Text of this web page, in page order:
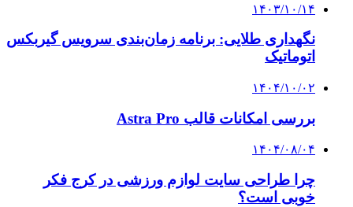
۱۴۰۳/۱۰/۱۴
نگهداری طلایی: برنامه زمان‌بندی سرویس گیربکس
اتوماتیک
۱۴۰۴/۱۰/۰۲
بررسی امکانات قالب Astra Pro
۱۴۰۴/۰۸/۰۴
چرا طراحی سایت لوازم ورزشی در کرج فکر
خوبی است؟